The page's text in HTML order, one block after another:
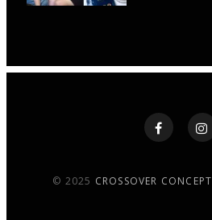
© 2025 CROSSOVER CONCEPT